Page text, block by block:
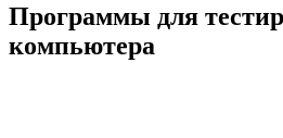
Программы для
компьютера